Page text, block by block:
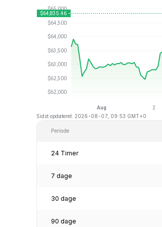
Sidst opdateret: 2026-08-07, 09:53 GMT+0
Periode
24 Timer
7 dage
30 dage
90 dage